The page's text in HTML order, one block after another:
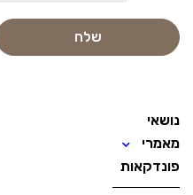
נושאי
מאמרי
פונדקאות